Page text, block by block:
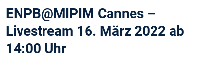
ENPB@MIPIM Cannes –
Livestream 16. März 2022 ab
14:00 Uhr